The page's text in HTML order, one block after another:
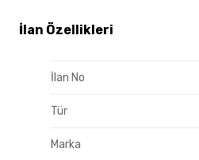
İlan Özellikleri
İlan No
Tür
Marka